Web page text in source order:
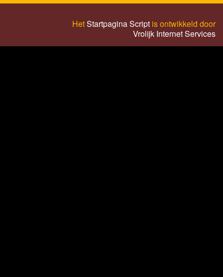
HetStartpagina Script is ontwikkeld door
Vrolijk Internet Services